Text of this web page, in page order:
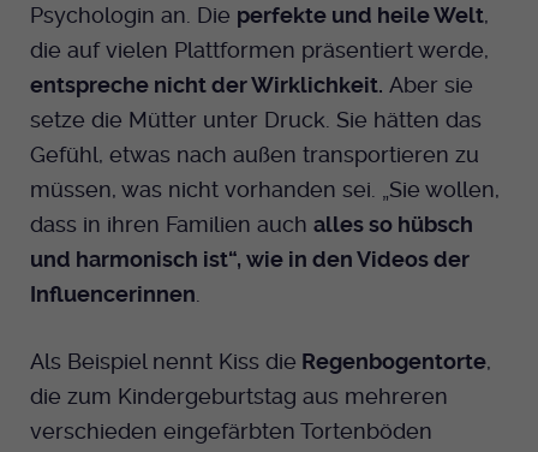
Psychologin an. Die perfekte und heile Welt,
die auf vielen Plattformen präsentiert werde,
entspreche nicht der Wirklichkeit. Aber sie
setze die Mütter unter Druck. Sie hätten das
Gefühl, etwas nach außen transportieren zu
müssen, was nicht vorhanden sei. „Sie wollen,
dass in ihren Familien auch alles so hübsch
und harmonisch ist“, wie in den Videos der
Influencerinnen
Als Beispiel nennt Kiss die Regenbogentorte,
die zum Kindergeburtstag aus mehreren
verschieden eingefärbten Tortenböden